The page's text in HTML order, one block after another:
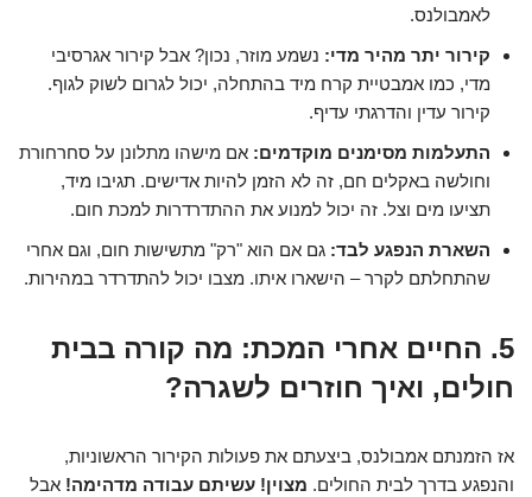
לאמבולנס.
קירור יתר מהיר מדי: נשמע מוזר, נכון? אבל קירור אגרסיבי
מדי, כמו אמבטיית קרח מיד בהתחלה, יכול לגרום לשוק לגוף.
קירור עדין והדרגתי עדיף.
התעלמות מסימנים מוקדמים: אם מישהו מתלונן על סחרחורת
וחולשה באקלים חם, זה לא הזמן להיות אדישים. תגיבו מיד,
תציעו מים וצל. זה יכול למנוע את ההתדרדרות למכת חום.
השארת הנפגע לבד: גם אם הוא "רק" מתשישות חום, וגם אחרי
שהתחלתם לקרר – הישארו איתו. מצבו יכול להתדרדר במהירות.
5. החיים אחרי המכת: מה קורה בבית
חולים, ואיך חוזרים לשגרה?
אז הזמנתם אמבולנס, ביצעתם את פעולות הקירור הראשוניות,
והנפגע בדרך לבית החולים. מצוין! עשיתם עבודה מדהימה! אבל